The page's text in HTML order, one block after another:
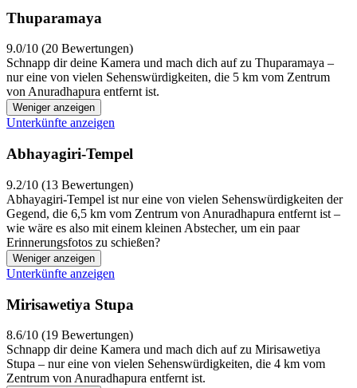
Thuparamaya
9.0/10 (20 Bewertungen)
Schnapp dir deine Kamera und mach dich auf zu Thuparamaya –
nur eine von vielen Sehenswürdigkeiten, die 5 km vom Zentrum
von Anuradhapura entfernt ist.
Weniger anzeigen
Unterkünfte anzeigen
Abhayagiri-Tempel
9.2/10 (13 Bewertungen)
Abhayagiri-Tempel ist nur eine von vielen Sehenswürdigkeiten der
Gegend, die 6,5 km vom Zentrum von Anuradhapura entfernt ist –
wie wäre es also mit einem kleinen Abstecher, um ein paar
Erinnerungsfotos zu schießen?
Weniger anzeigen
Unterkünfte anzeigen
Mirisawetiya Stupa
8.6/10 (19 Bewertungen)
Schnapp dir deine Kamera und mach dich auf zu Mirisawetiya
Stupa – nur eine von vielen Sehenswürdigkeiten, die 4 km vom
Zentrum von Anuradhapura entfernt ist.